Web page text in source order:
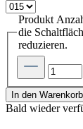
Produkt
die
reduzieren.
In den Warenkorb
Bald wieder